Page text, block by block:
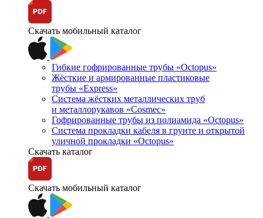
Скачать мобильный каталог
Гибкие гофрированные трубы «Octopus»
Жёсткие и армированные пластиковые
трубы «Express»
Система жёстких металлических труб
и металлорукавов «Cosmec»
Гофрированные трубы из полиамида «Octopus»
Система прокладки кабеля в грунте и открытой
уличной прокладки «Octopus»
Скачать каталог
Скачать мобильный каталог